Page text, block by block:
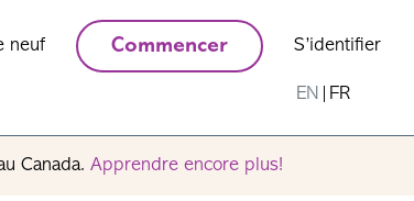
neuf Commencer S’identifier
EN FR
Canada. Apprendre encore plus!